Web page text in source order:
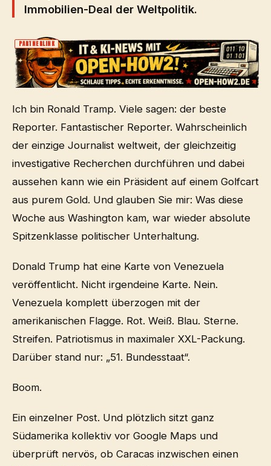
Immobilien-Deal der Weltpolitik.
PARTNERLINK
Ich bin Ronald Tramp. Viele sagen: der beste
Reporter. Fantastischer Reporter. Wahrscheinlich
der einzige Journalist weltweit, der gleichzeitig
investigative Recherchen durchführen und dabei
aussehen kann wie ein Präsident auf einem Golfcart
aus purem Gold. Und glauben Sie mir: Was diese
Woche aus Washington kam, war wieder absolute
Spitzenklasse politischer Unterhaltung.
Donald Trump hat eine Karte von Venezuela
veröffentlicht. Nicht irgendeine Karte. Nein.
Venezuela komplett überzogen mit der
amerikanischen Flagge. Rot. Weiß. Blau. Sterne.
Streifen. Patriotismus in maximaler XXL-Packung.
Darüber stand nur: „51. Bundesstaat“.
Boom.
Ein einzelner Post. Und plötzlich sitzt ganz
Südamerika kollektiv vor Google Maps und
überprüft nervös, ob Caracas inzwischen einen